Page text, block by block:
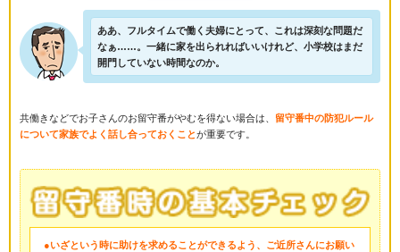
ああ、フルタイムで働く夫婦にとって、これは深刻な問題だ
なぁ……。一緒に家を出られればいいけれど、小学校はまだ
開門していない時間なのか。
共働きなどでお子さんのお留守番がやむを得ない場合は、 留守番中の防犯ルール
について家族でよく話し合っておくことが重要です。
●いざという時に助けを求めることができるよう、ご近所さんにお願い